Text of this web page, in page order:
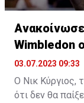
Wimbledon
03.07.2023 09:33
Ο Νικ Κύργιος,
ότι δεν θα